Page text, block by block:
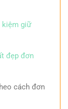
kiệm giữ
đẹp đơn
cách đơn